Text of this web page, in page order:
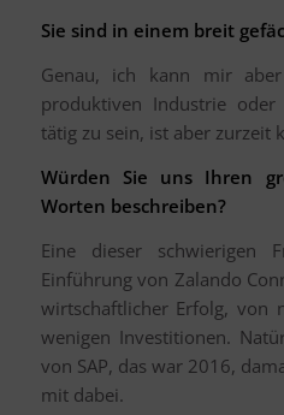
Sie sind in einem breit
Genau, ich kann mir
produktiven Industrie oder
tätig zu sein, ist aber zurzeit
Würden Sie uns Ihren
Worten beschreiben?
Eine dieser schwierigen
Einführung von Zalando
wirtschaftlicher Erfolg, von
wenigen Investitionen.
von SAP, das war 2016,
mit dabei.